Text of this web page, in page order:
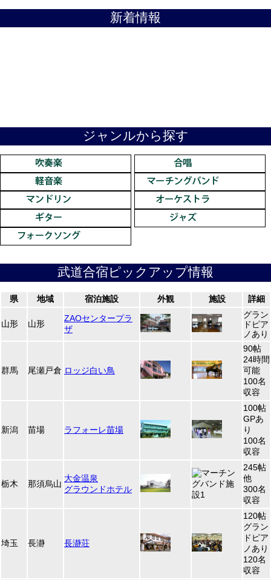
新着情報
ジャンルから探す
武道合宿ピックアップ情報
県 地域 宿泊施設 外観 施設 詳細
山形 山形
ZAOセンタープラ
ザ
グラン
ドピア
ノあり
群馬 尾瀬戸倉 ロッジ白い鳥
90帖
24時間
可能
100名
収容
新潟 苗場 ラフォーレ苗場
100帖
GPあ
り
100名
収容
栃木 那須烏山
大金温泉
グラウンドホテル
245帖
他
300名
収容
埼玉 長瀞 長瀞荘
120帖
グラン
ドピア
ノあり
120名
収容